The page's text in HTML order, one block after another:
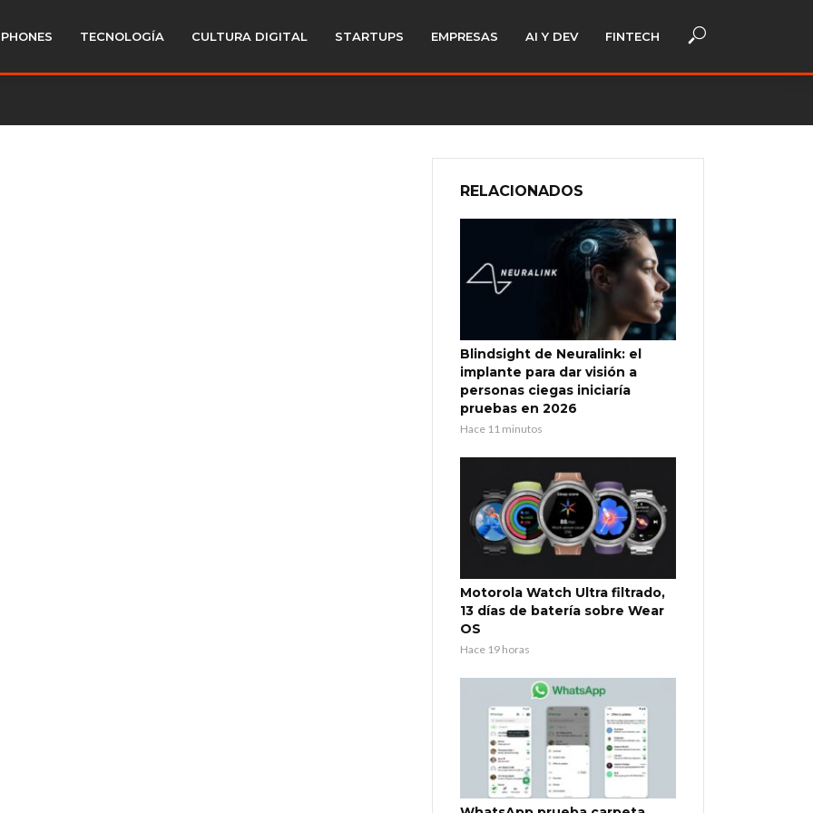
TECNOLOGÍA CULTURA DIGITAL STARTUPS EMPRESAS AI Y DEV FINTECH
RELACIONADOS
Blindsight de Neuralink: el
implante para dar visión a
personas ciegas iniciaría
pruebas en 2026
Hace 11 minutos
Motorola Watch Ultra filtrado,
13 días de batería sobre Wear
OS
Hace 19 horas